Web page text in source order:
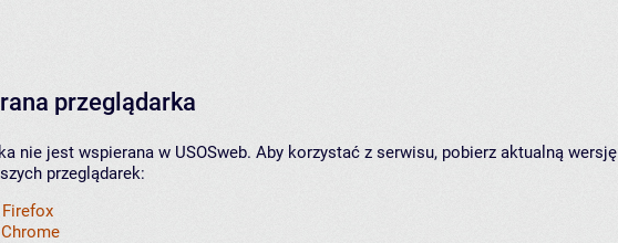
przeglądarka
nie jest wspierana w USOSweb. Aby korzystać z serwisu, pobierz aktualną wersję
przeglądarek: